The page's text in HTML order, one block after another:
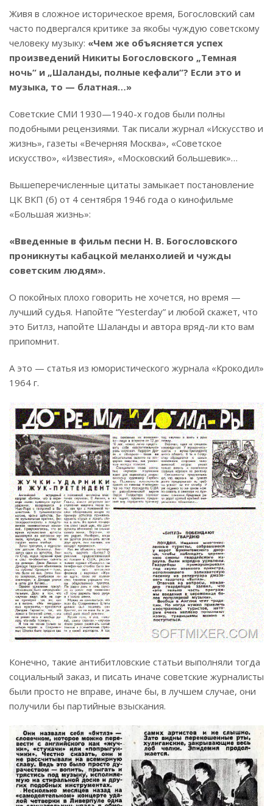
Живя в сложное историческое время, Богословский сам
часто подвергался критике за якобы чуждую советскому
человеку музыку: «Чем же объясняется успех
произведений Никиты Богословского „Темная
ночь“ и „Шаланды, полные кефали“? Если это и
музыка, то — блатная…»
Советские СМИ 1930—1940-х годов были полны
подобными рецензиями. Так писали журнал «Искусство и
жизнь», газеты «Вечерняя Москва», «Советское
искусство», «Известия», «Московский большевик»…
Вышеперечисленные цитаты замыкает постановление
ЦК ВКП (б) от 4 сентября 1946 года о кинофильме
«Большая жизнь»:
«Введенные в фильм песни Н. В. Богословского
проникнуты кабацкой меланхолией и чужды
советским людям».
О покойных плохо говорить не хочется, но время —
лучший судья. Напойте “Yesterday” и любой скажет, что
это Битлз, напойте Шаланды и автора вряд-ли кто вам
припомнит.
А это — статья из юмористического журнала «Крокодил»
1964 г.
Конечно, такие антибитловские статьи выполняли тогда
социальный заказ, и писать иначе советские журналисты
были просто не вправе, иначе бы, в лучшем случае, они
получили бы партийные взыскания.